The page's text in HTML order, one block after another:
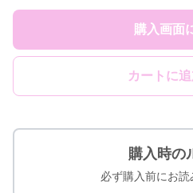
購入画面
カートに
購入時の
必ず購入前にお読